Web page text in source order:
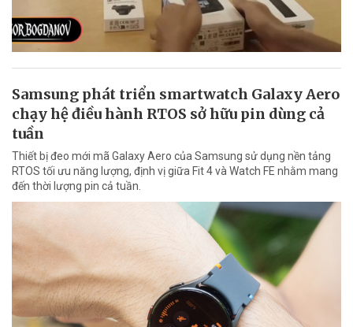
Samsung phát triển smartwatch Galaxy Aero
chạy hệ điều hành RTOS sở hữu pin dùng cả
tuần
Thiết bị đeo mới mã Galaxy Aero của Samsung sử dụng nền tảng
RTOS tối ưu năng lượng, định vị giữa Fit 4 và Watch FE nhằm mang
đến thời lượng pin cả tuần.